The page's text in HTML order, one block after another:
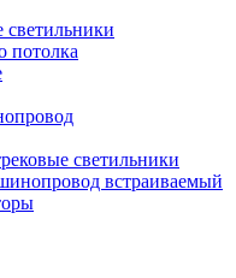
потолка
светильники
встраиваемый